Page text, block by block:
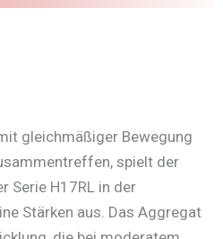
gleichmäßiger Bewegung
spielt der
Serie H17RL in der
Stärken aus. Das Aggregat